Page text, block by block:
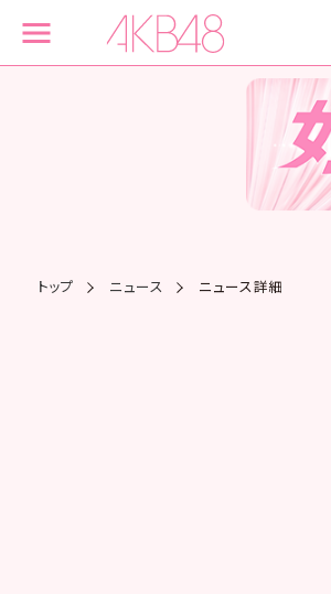
トップ ニュース ニュース詳細